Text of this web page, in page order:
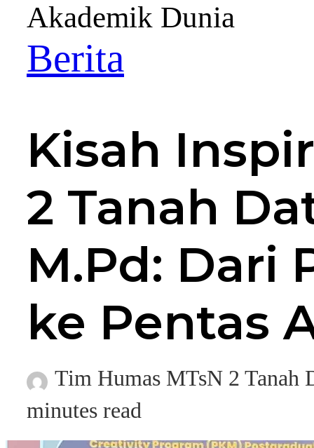
Akademik Dunia
Berita
Kisah
2 Tanah
M.Pd: Dari
ke Pentas
Tim Humas MTsN 2 Tanah
minutes read